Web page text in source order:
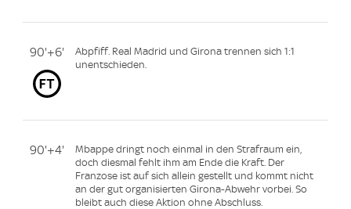
90'+6'
Abpfiff. Real Madrid und Girona trennen sich 1:1
unentschieden.
90'+4'
Mbappe dringt noch einmal in den Strafraum ein,
doch diesmal fehlt ihm am Ende die Kraft. Der
Franzose ist auf sich allein gestellt und kommt nicht
an der gut organisierten Girona-Abwehr vorbei. So
bleibt auch diese Aktion ohne Abschluss.